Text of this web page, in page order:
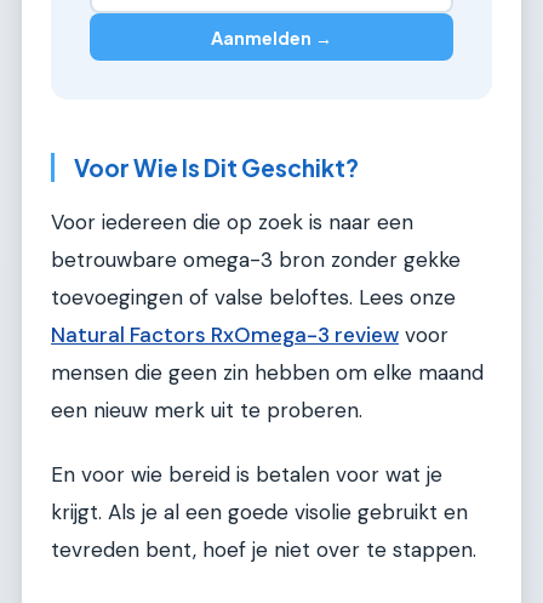
Aanmelden →
Voor Wie Is Dit Geschikt?
Voor iedereen die op zoek is naar een
betrouwbare omega-3 bron zonder gekke
toevoegingen of valse beloftes. Lees onze
Natural Factors RxOmega-3 review voor
mensen die geen zin hebben om elke maand
een nieuw merk uit te proberen.
En voor wie bereid is betalen voor wat je
krijgt. Als je al een goede visolie gebruikt en
tevreden bent, hoef je niet over te stappen.